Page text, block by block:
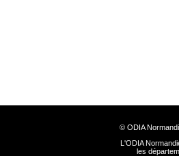
© ODIA
L'ODIA
les